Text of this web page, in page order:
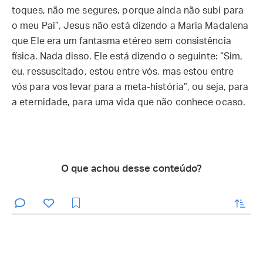
toques, não me segures, porque ainda não subi para
o meu Pai”, Jesus não está dizendo a Maria Madalena
que Ele era um fantasma etéreo sem consistência
física. Nada disso. Ele está dizendo o seguinte: “Sim,
eu, ressuscitado, estou entre vós, mas estou entre
vós para vos levar para a meta-história”, ou seja, para
a eternidade, para uma vida que não conhece ocaso.
O que achou desse conteúdo?
enviar